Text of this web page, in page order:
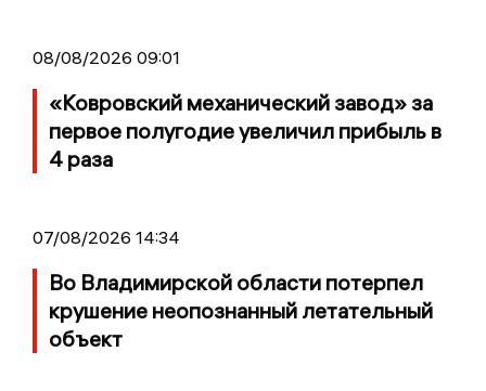
08/08/2026 09:01
«Ковровский механический завод» за
первое полугодие увеличил прибыль в
4 раза
07/08/2026 14:34
Во Владимирской области потерпел
крушение неопознанный летательный
объект